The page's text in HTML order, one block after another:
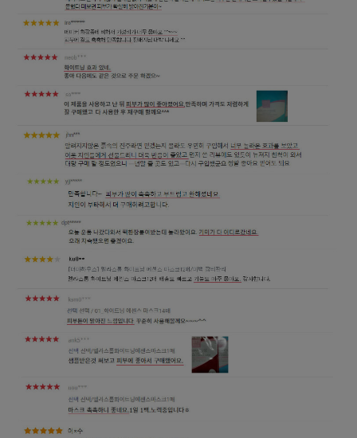
페이코 ID로 페
PAYCO 바로구매